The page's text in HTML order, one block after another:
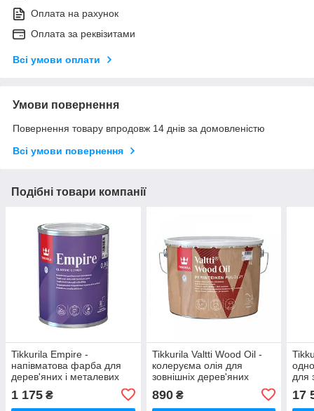
Оплата на рахунок
Оплата за реквізитами
Всі умови оплати
Умови повернення
Повернення товару впродовж 14 днів за домовленістю
Всі умови повернення
Подібні товари компанії
Tikkurila Empire -
напівматова фарба для
дерев'яних і металевих
1 175 ₴
Tikkurila Valtti Wood Oil -
колеруєма олія для
зовнішніх дерев'яних
поверхонь (База EC), 0,9
л
890₴
для
17